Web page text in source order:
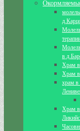
в
Храм в
Храм в
храм в
Храм в